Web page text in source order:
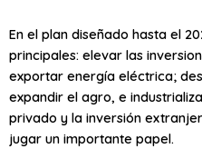
En el plan diseñado hasta el
principales: elevar las
exportar energía eléctrica;
expandir el agro, e
privado y la inversión
jugar un importante papel.